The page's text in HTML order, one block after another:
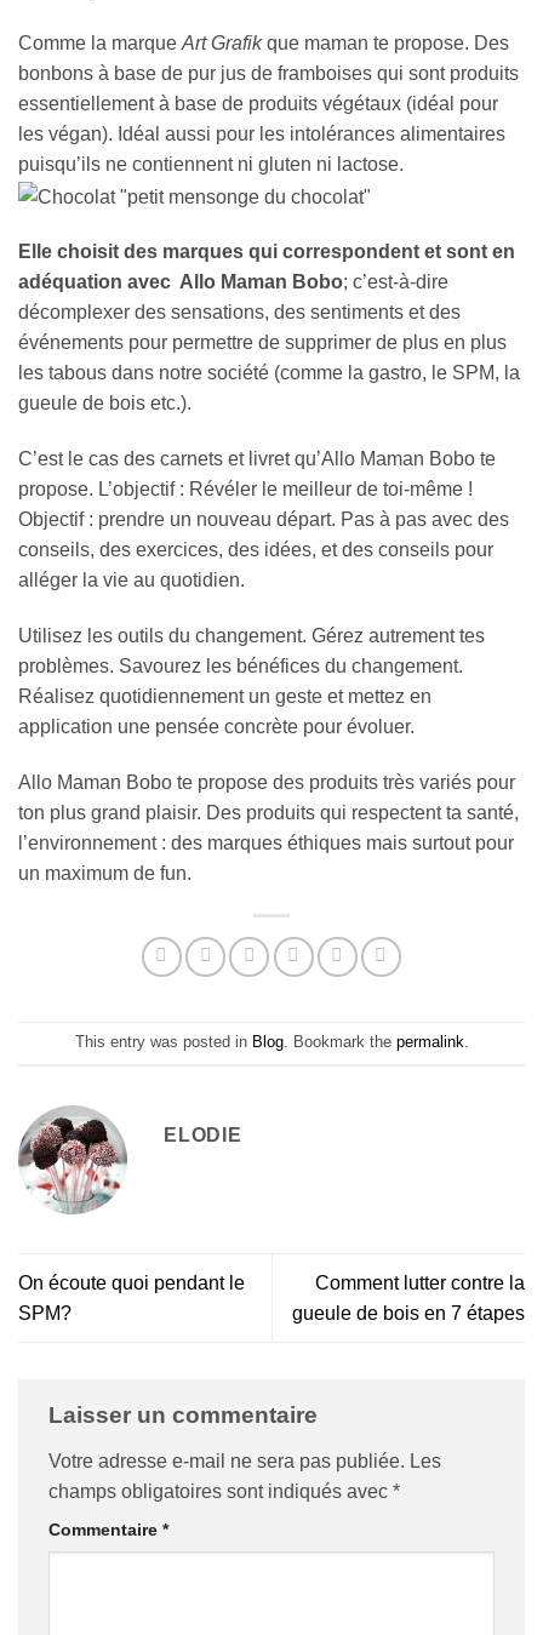
Comme la marqueArt Grafikque maman te propose. Des
bonbons à base de pur jus de framboises qui sont produits
essentiellement à base de produits végétaux (idéal pour
les végan). Idéal aussi pour les intolérances alimentaires
puisqu’ils ne contiennent ni gluten ni lactose.
Elle choisit des marques qui correspondent et sont en
adéquation avec Allo Maman Bobo; c’est-à-dire
décomplexer des sensations, des sentiments et des
événements pour permettre de supprimer de plus en plus
les tabous dans notre société (comme la gastro, le SPM, la
gueule de bois etc.).
C’est le cas des carnets et livret qu’Allo Maman Bobo te
propose. L’objectif : Révéler le meilleur de toi-même !
Objectif : prendre un nouveau départ. Pas à pas avec des
conseils, des exercices, des idées, et des conseils pour
alléger la vie au quotidien.
Utilisez les outils du changement. Gérez autrement tes
problèmes. Savourez les bénéfices du changement.
Réalisez quotidiennement un geste et mettez en
application une pensée concrète pour évoluer.
Allo Maman Bobo te propose des produits très variés pour
ton plus grand plaisir. Des produits qui respectent ta santé,
l’environnement : des marques éthiques mais surtout pour
un maximum de fun.
This entry was posted in Blog. Bookmark the permalink.
ELODIE
On écoute quoi pendant le
SPM?
Comment lutter contre la
gueule de bois en 7 étapes
Laisser un commentaire
Votre adresse e-mail ne sera pas publiée. Les
champs obligatoires sont indiqués avec *
Commentaire *